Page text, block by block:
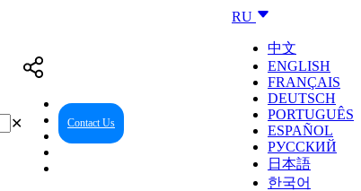
RU
中文
ENGLISH
FRANÇAIS
DEUTSCH
PORTUGUÊS
ESPAÑOL
РУССКИЙ
日本語
한국어
Contact Us
✕